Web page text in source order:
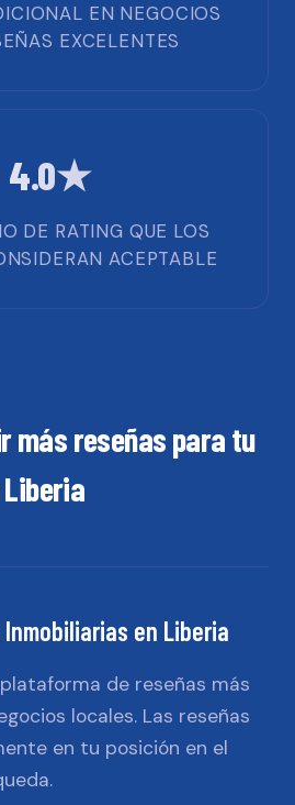
EN NEGOCIOS
EXCELENTES
4.0★
DE RATING QUE LOS
ACEPTABLE
más reseñas para tu
Liberia
Inmobiliarias en Liberia
de reseñas más
locales. Las reseñas
en tu posición en el